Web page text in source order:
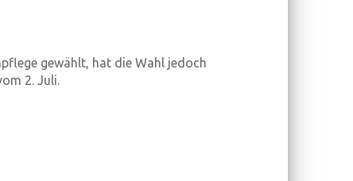
gewählt, hat die Wahl jedoch
2. Juli.